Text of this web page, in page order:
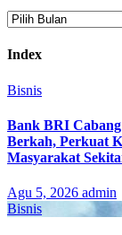
Arsip
Index
Bisnis
Bank BRI
Berkah, Perkuat
Masyarakat
Agu 5, 2026 admin
Bisnis